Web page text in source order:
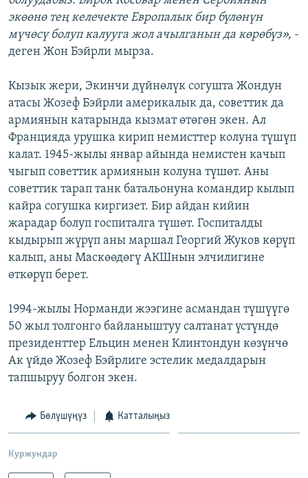
экөөнө тең келечекте Европалык бир бүлөнүн
мүчөсү болуп калууга жол ачылганын да көрөбүз», -
деген Жон Бэйрли мырза.
Кызык жери, Экинчи дүйнөлүк согушта Жондун
атасы Жозеф Бэйрли америкалык да, советтик да
армиянын катарында кызмат өтөгөн экен. Ал
Францияда урушка кирип немисттер колуна түшүп
калат. 1945-жылы январ айында немистен качып
чыгып советтик армиянын колуна түшөт. Аны
советтик тарап танк батальонуна командир кылып
кайра согушка киргизет. Бир айдан кийин
жарадар болуп госпиталга түшөт. Госпиталды
кыдырып жүрүп аны маршал Георгий Жуков көрүп
калып, аны Маскөөдөгү АКШнын элчилигине
өткөрүп берет.
1994-жылы Норманди жээгине асмандан түшүүгө
50 жыл толгонго байланыштуу салтанат үстүндө
президенттер Ельцин менен Клинтондун көзүнчө
Ак үйдө Жозеф Бэйрлиге эстелик медалдарын
тапшыруу болгон экен.
Бөлүшүңүз Катталыңыз
Куржундар